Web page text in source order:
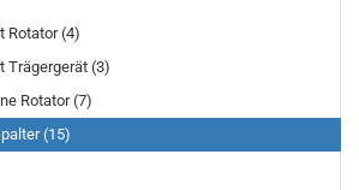
Rotator (4)
Trägergerät (3)
Rotator (7)
(15)